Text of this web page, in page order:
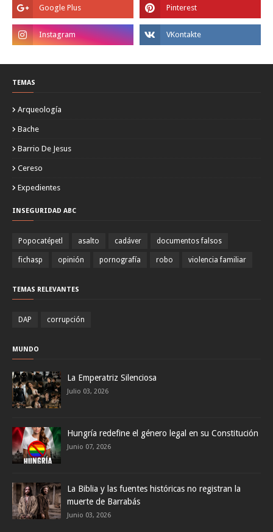
TEMAS
Arqueología
Bache
Barrio De Jesus
Cereso
Expedientes
INSEGURIDAD ABC
Popocatépetl asalto cadáver documentos falsos
fichasp opinión pornografía robo violencia familiar
TEMAS RELEVANTES
DAP corrupción
MUNDO
La Emperatriz Silenciosa
Julio 03, 2026
Hungría redefine el género legal en su Constitución
Junio 07, 2026
La Biblia y las fuentes históricas no registran la
muerte de Barrabás
Junio 03, 2026